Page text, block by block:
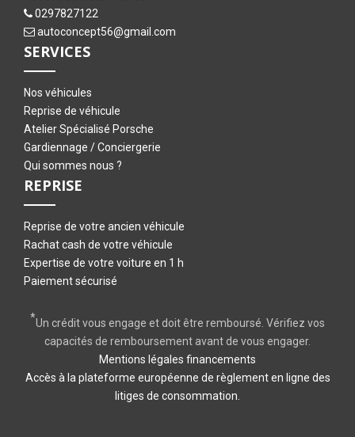
0297827122
autoconcept56@gmail.com
SERVICES
Nos véhicules
Reprise de véhicule
Atelier Spécialisé Porsche
Gardiennage / Conciergerie
Qui sommes nous ?
REPRISE
Reprise de votre ancien véhicule
Rachat cash de votre véhicule
Expertise de votre voiture en 1 h
Paiement sécurisé
*Un crédit vous engage et doit être remboursé. Vérifiez vos
capacités de remboursement avant de vous engager.
Mentions légales financements
Accès à la plateforme européenne de règlement en ligne des
litiges de consommation.